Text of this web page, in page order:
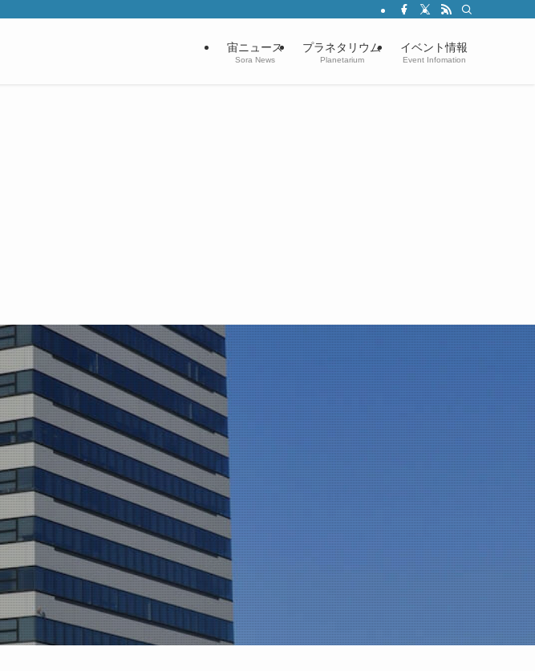
宙ニュース
Sora News
プラネタリウム
Planetarium
イベント情報
Event Infomation